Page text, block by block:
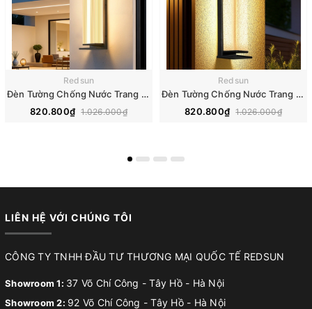
Redsun
Đèn Tường Chống Nước Trang Trí Ngoài Trời Nhà Hàng, Khách Sạn, Biệt Thự, Sân Vườn DTOD-001
820.800₫ 1.026.000₫
Redsun
Đèn Tường Chống Nước Trang Trí Ngoài Trời Nhà Hàng, Khách Sạn, Biệt Thự, Sân Vườn DTOD-002
820.800₫ 1.026.000₫
LIÊN HỆ VỚI CHÚNG TÔI
CÔNG TY TNHH ĐẦU TƯ THƯƠNG MẠI QUỐC TẾ REDSUN
Showroom 1: 37 Võ Chí Công - Tây Hồ - Hà Nội
Showroom 2: 92 Võ Chí Công - Tây Hồ - Hà Nội